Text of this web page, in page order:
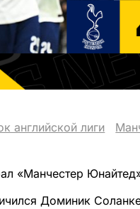
английской лиги
«Манчестер
Доминик